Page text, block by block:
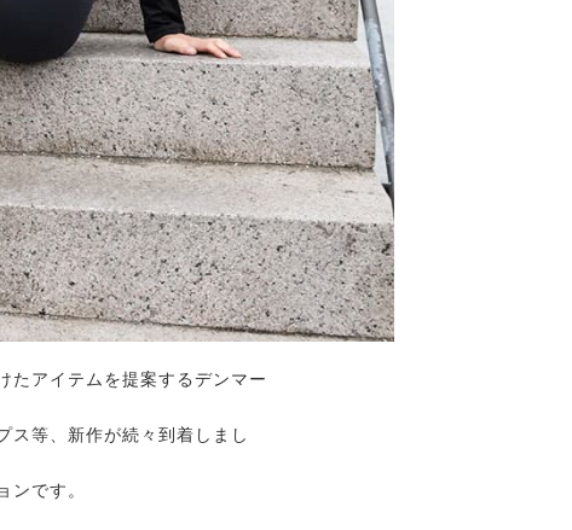
たアイテムを提案するデンマー
ス等、新作が続々到着しまし
ンです。